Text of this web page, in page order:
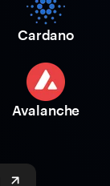
Cardano
Avalanche